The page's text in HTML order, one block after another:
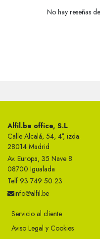
No hay reseñas
Alfil.be office, S.L
Calle Alcalá, 54, 4°, izda.
28014 Madrid
Av. Europa, 35 Nave 8
08700 Igualada
Telf 93 749 50 23
info@alfil.be
Servicio al cliente
Aviso Legal y Cookies